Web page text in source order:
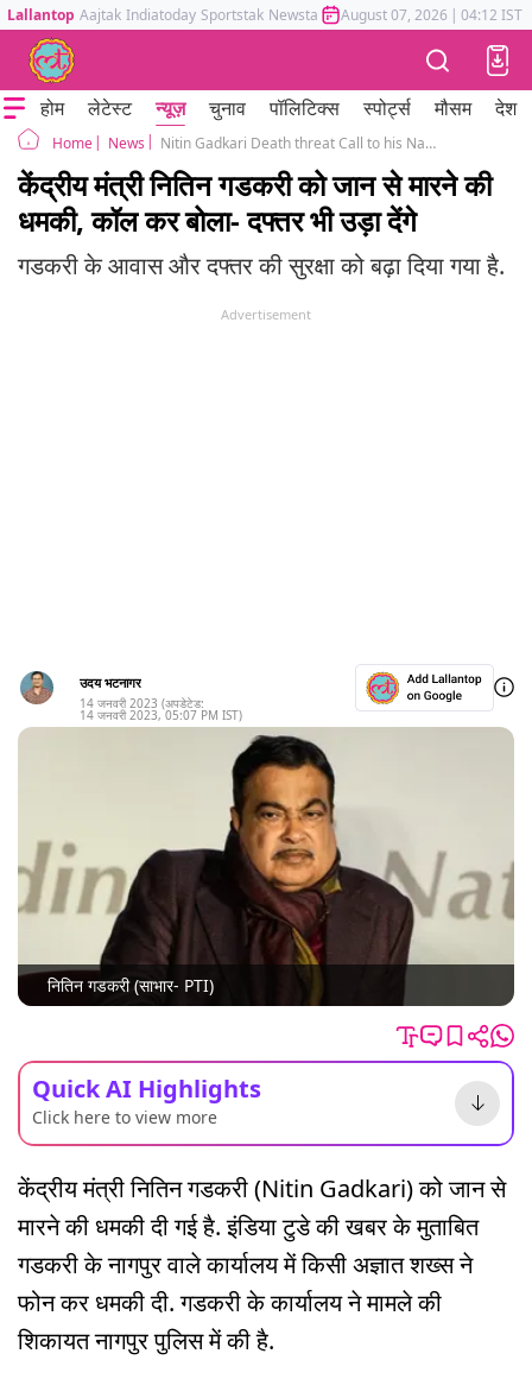
Lallantop Aajtak Indiatoday Sportstak Newstak Mumbai Tak Astrotak
August 07, 2026 | 04:12 IST
होम लेटेस्ट न्यूज़ चुनाव पॉलिटिक्स स्पोर्ट्स मौसम देश
Home News Nitin Gadkari Death threat Call to his Nagpur office
केंद्रीय मंत्री नितिन गडकरी को जान से मारने की
धमकी, कॉल कर बोला- दफ्तर भी उड़ा देंगे
गडकरी के आवास और दफ्तर की सुरक्षा को बढ़ा दिया गया है.
Advertisement
उदय भटनागर
14 जनवरी 2023 (अपडेटेड:
14 जनवरी 2023, 05:07 PM IST)
नितिन गडकरी (साभार- PTI)
Quick AI Highlights
Click here to view more
केंद्रीय मंत्री नितिन गडकरी (Nitin Gadkari) को जान से
मारने की धमकी दी गई है. इंडिया टुडे की खबर के मुताबित
गडकरी के नागपुर वाले कार्यालय में किसी अज्ञात शख्स ने
फोन कर धमकी दी. गडकरी के कार्यालय ने मामले की
शिकायत नागपुर पुलिस में की है.